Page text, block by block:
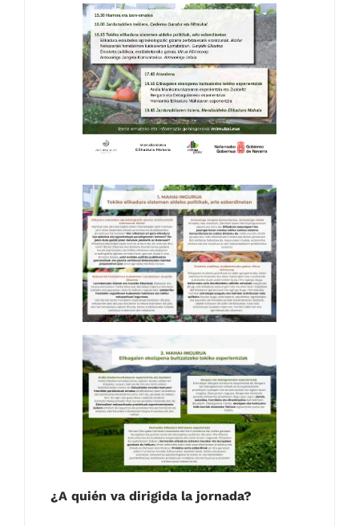
¿A quién va dirigida la jornada?